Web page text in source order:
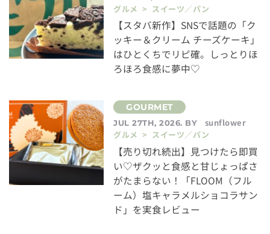
グルメ > スイーツ／パン
【スタバ新作】SNSで話題の「ク
ッキー＆クリーム チーズケーキ」
はひとくちでリピ確。しっとりほ
ろほろ食感に夢中♡
JUL 27TH, 2026. BY
sunflower
グルメ > スイーツ／パン
【売り切れ続出】見つけたら即買
い♡ザクッと食感と甘じょっぱさ
がたまらない！「FLOOM（フル
ーム）塩キャラメルショコラサン
ド」を実食レビュー